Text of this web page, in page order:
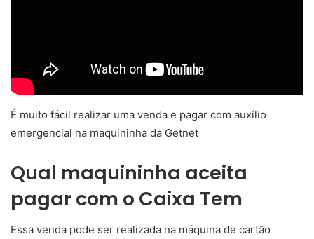
É muito fácil realizar uma venda e pagar com auxílio
emergencial na maquininha da Getnet
Qual maquininha aceita
pagar com o Caixa Tem
Essa venda pode ser realizada na máquina de cartão